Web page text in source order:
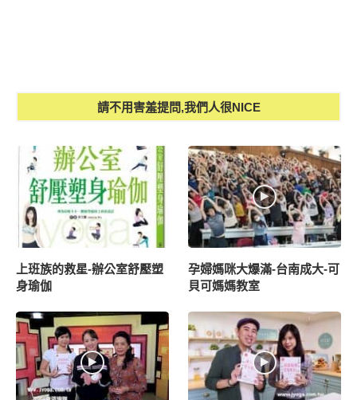
揪好友做瑜伽・雙重美好再加碼！
請不用害羞提問,我們人很NICE